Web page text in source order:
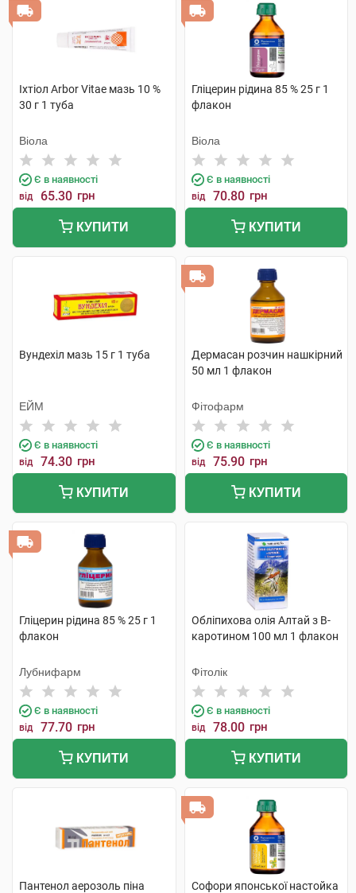
Іхтіол Arbor Vitae мазь 10 %
30 г 1 туба
Віола
Є в наявності
від 65.30 грн
КУПИТИ
Гліцерин рідина 85 % 25 г 1
флакон
Віола
Є в наявності
від 70.80 грн
КУПИТИ
Вундехіл мазь 15 г 1 туба
ЕЙМ
Є в наявності
від 74.30 грн
КУПИТИ
Дермасан розчин нашкірний
50 мл 1 флакон
Фітофарм
Є в наявності
від 75.90 грн
КУПИТИ
Гліцерин рідина 85 % 25 г 1
флакон
Лубнифарм
Є в наявності
від 77.70 грн
КУПИТИ
Обліпихова олія Алтай з B-
каротином 100 мл 1 флакон
Фітолік
Є в наявності
від 78.00 грн
КУПИТИ
Пантенол аерозоль піна
Софори японської настойка